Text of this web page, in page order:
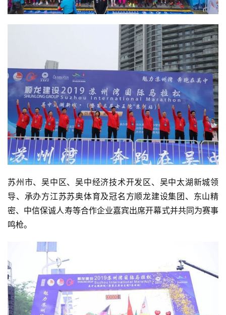
苏州市、吴中区、吴中经济技术开发区、吴中太湖新城领
导、承办方江苏苏奥体育及冠名方顺龙建设集团、东山精
密、中信保诚人寿等合作企业嘉宾出席开幕式并共同为赛事
鸣枪。